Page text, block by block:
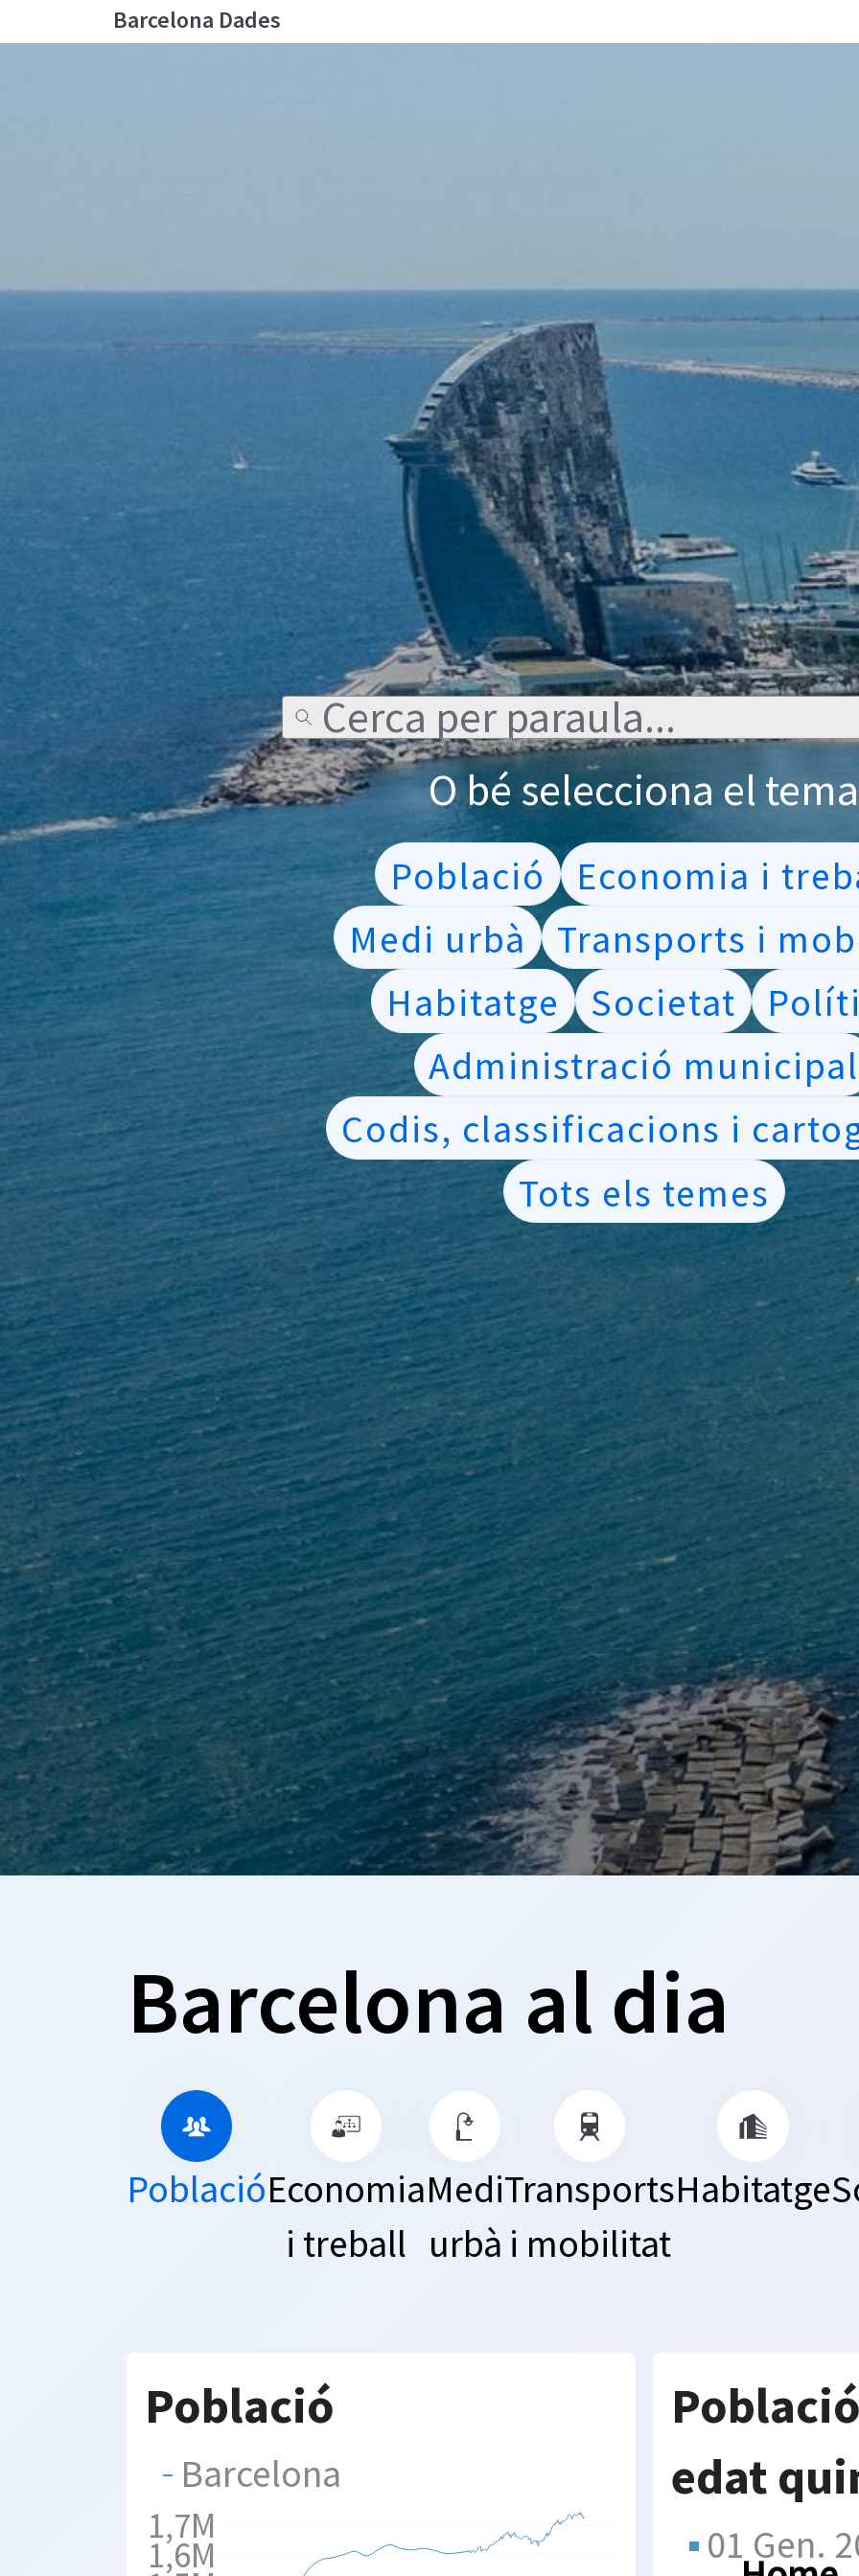
Barcelona Dades
O bé selecciona el tema
Població
Economia i
Medi urbà
Transports i
Habitatge
Societat
Administració municipal
Codis, classificacions i
Tots els temes
Barcelona al dia
PoblacióEconomia
i treball
Medi
urbà
Transports
i mobilitat
Habitatge
Població
Barcelona
1,6M
1,7M
edat
01 Gen.